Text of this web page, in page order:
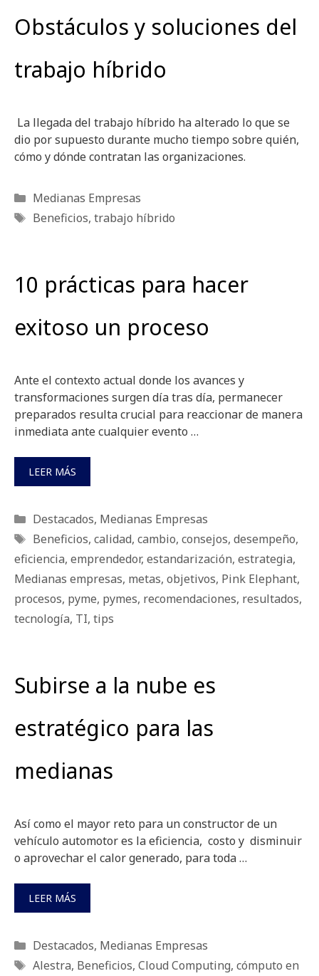
Obstáculos y soluciones del
trabajo híbrido
La llegada del trabajo híbrido ha alterado lo que se
dio por supuesto durante mucho tiempo sobre quién,
cómo y dónde contratan las organizaciones.
Categorías
Medianas Empresas
Etiquetas
Beneficios, trabajo híbrido
10 prácticas para hacer
exitoso un proceso
Ante el contexto actual donde los avances y
transformaciones surgen día tras día, permanecer
preparados resulta crucial para reaccionar de manera
inmediata ante cualquier evento …
LEER MÁS
Categorías
Destacados, Medianas Empresas
Etiquetas
Beneficios, calidad, cambio, consejos, desempeño,
eficiencia, emprendedor, estandarización, estrategia,
Medianas empresas, metas, objetivos, Pink Elephant,
procesos, pyme, pymes, recomendaciones, resultados,
tecnología, TI, tips
Subirse a la nube es
estratégico para las
medianas
Así como el mayor reto para un constructor de un
vehículo automotor es la eficiencia, costo y disminuir
o aprovechar el calor generado, para toda …
LEER MÁS
Categorías
Destacados, Medianas Empresas
Etiquetas
Alestra, Beneficios, Cloud Computing, cómputo en